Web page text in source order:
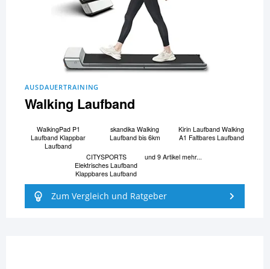
AUSDAUERTRAINING
Walking Laufband
WalkingPad P1
Laufband Klappbar
Laufband
skandika Walking
Laufband bis 6km
Kirin Laufband Walking
A1 Faltbares Laufband
CITYSPORTS
Elektrisches Laufband
Klappbares Laufband
und 9 Artikel mehr...
Zum Vergleich und Ratgeber